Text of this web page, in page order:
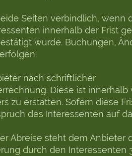
Seiten verbindlich, wenn
innerhalb der Frist
wurde. Buchungen,
nach schriftlicher
Diese ist innerhalb
zu erstatten. Sofern diese
des Interessenten auf
Abreise steht dem Anbieter
durch den Interessenten